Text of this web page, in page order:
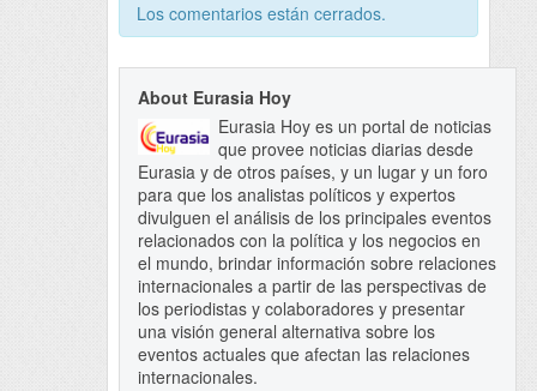
Los comentarios están cerrados.
About Eurasia Hoy
Eurasia Hoy es un portal de noticias
que provee noticias diarias desde
Eurasia y de otros países, y un lugar y un foro
para que los analistas políticos y expertos
divulguen el análisis de los principales eventos
relacionados con la política y los negocios en
el mundo, brindar información sobre relaciones
internacionales a partir de las perspectivas de
los periodistas y colaboradores y presentar
una visión general alternativa sobre los
eventos actuales que afectan las relaciones
internacionales.